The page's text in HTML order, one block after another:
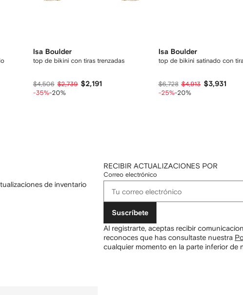
Isa Boulder
top de bikini con tiras trenzadas
$4,506 $2,739 $2,191
-35%-20%
Isa Boulder
top de bikini satinado con
$6,728 $4,913 $3,931
-25%-20%
de inventario
RECIBIR ACTUALIZACIONES POR
Correo electrónico
Suscríbete
Al registrarte, aceptas recibir
reconoces que has consultaste nuestra
cualquier momento en la parte inferior de